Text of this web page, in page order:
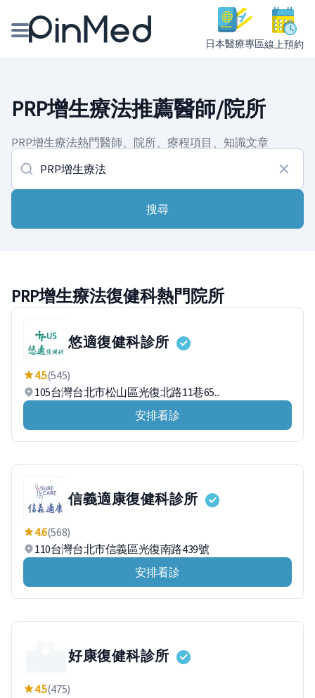
日本醫療專區線上預約
醫師專欄專訪
健康主題館
我是醫療人員
PRP增生療法推薦醫師/院所
PRP增生療法熱門醫師、院所、療程項目、知識文章
搜尋
PRP增生療法復健科熱門院所
悠適復健科診所
4.5(545)
105台灣台北市松山區光復北路11巷65...
安排看診
信義適康復健科診所
4.6(568)
110台灣台北市信義區光復南路439號
安排看診
好康復健科診所
4.5(475)